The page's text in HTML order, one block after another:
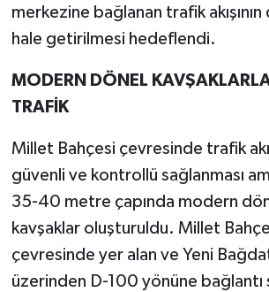
merkezine bağlanan trafik
hale getirilmesi hedeflendi.
MODERN DÖNEL
TRAFİK
Millet Bahçesi çevresinde trafik
güvenli ve kontrollü sağlanması
35-40 metre çapında modern
kavşaklar oluşturuldu. Millet
çevresinde yer alan ve Yeni
üzerinden D-100 yönüne bağlantı